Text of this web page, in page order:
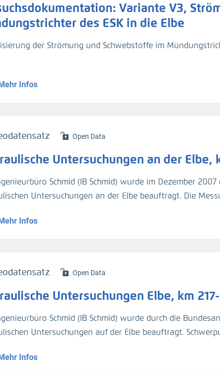
Variante V3,
des ESK in die Elbe
der Strömung und Schwebstoffe im
Infos
Open Data
Untersuchungen an der Elbe,
Schmid (IB Schmid) wurde im Dezember
Untersuchungen an der Elbe beauftragt. Die
Aufnahme der
von km 184-456
in 56 Elbe-Querproﬁlen und verschiedenen
Sohlpeilungen und Geschwindigkeitsmessungen in 8
Sohlpeilungen und Geschwindigkeitsmessungen
Geschwindigkeitsaufnahme, Querprofilmessung,
(H_WSP)
(H_Sohle)
(Q)
Infos
Open Data
Untersuchungen Elbe, km
Schmid (IB Schmid) wurde durch die
Untersuchungen auf der Elbe beauftragt.
wurden beauftragt:
Infos